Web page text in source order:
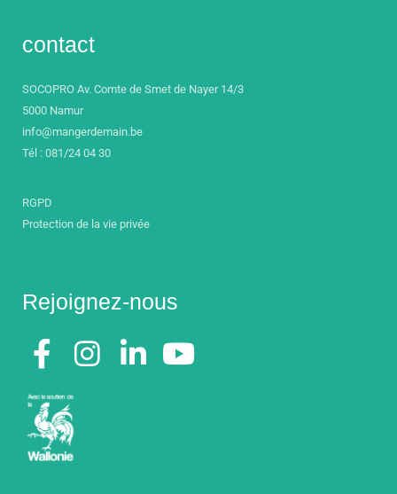
contact
SOCOPRO Av. Comte de Smet de Nayer 14/3
5000 Namur
info@mangerdemain.be
Tél : 081/24 04 30
RGPD
Protection de la vie privée
Rejoignez-nous